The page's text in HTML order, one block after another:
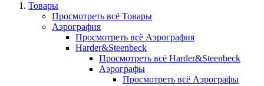
Товары
Просмотреть всё Товары
Аэрография
Просмотреть всё Аэрография
Harder&Steenbeck
Просмотреть всё Harder&Steenbeck
Аэрографы
Просмотреть всё Аэрографы